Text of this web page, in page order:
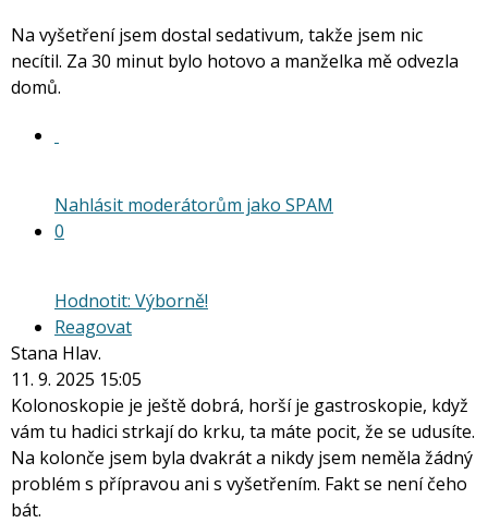
Na vyšetření jsem dostal sedativum, takže jsem nic
necítil. Za 30 minut bylo hotovo a manželka mě odvezla
domů.
Nahlásit moderátorům jako SPAM
0
Hodnotit: Výborně!
Reagovat
Stana Hlav.
11. 9. 2025 15:05
Kolonoskopie je ještě dobrá, horší je gastroskopie, když
vám tu hadici strkají do krku, ta máte pocit, že se udusíte.
Na kolonče jsem byla dvakrát a nikdy jsem neměla žádný
problém s přípravou ani s vyšetřením. Fakt se není čeho
bát.